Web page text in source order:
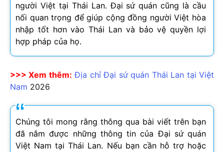
người Việt tại Thái Lan. Đại sứ quán cũng là cầu
nối quan trọng để giúp cộng đồng người Việt hòa
nhập tốt hơn vào Thái Lan và bảo vệ quyền lợi
hợp pháp của họ.
>>> Xem thêm: Địa chỉ Đại sứ quán Thái Lan tại Việt
Nam 2026
Chúng tôi mong rằng thông qua bài viết trên bạn
đã nắm được những thông tin của Đại sứ quán
Việt Nam tại Thái Lan. Nếu bạn cần hỗ trợ hoặc